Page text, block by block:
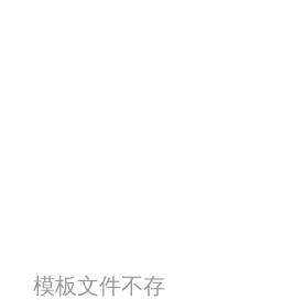
模板文件不存